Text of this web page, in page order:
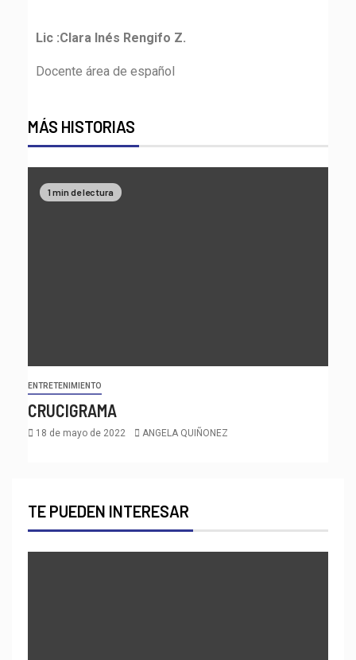
Lic :Clara Inés Rengifo Z.
Docente área de español
MÁS HISTORIAS
1 min de lectura
ENTRETENIMIENTO
CRUCIGRAMA
18 de mayo de 2022 ANGELA QUIÑONEZ
TE PUEDEN INTERESAR